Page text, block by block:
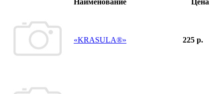
Наименование Цена
«KRASULA®» 225 р.